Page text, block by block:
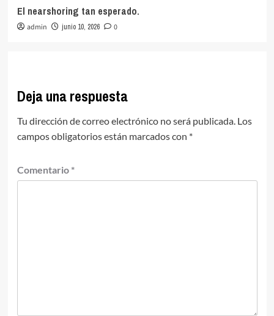
El nearshoring tan esperado.
admin junio 10, 2026 0
Deja una respuesta
Tu dirección de correo electrónico no será publicada. Los
campos obligatorios están marcados con *
Comentario *